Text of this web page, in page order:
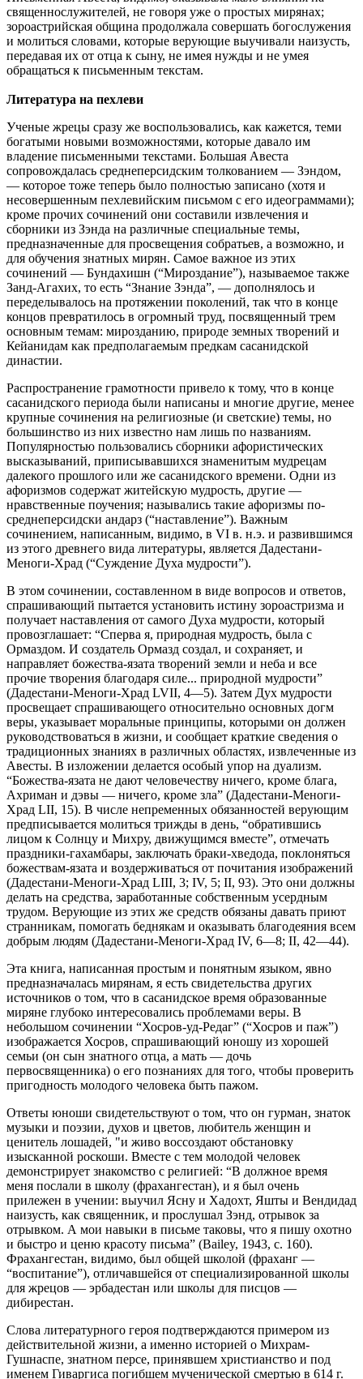
священнослужителей, не говоря уже о простых мирянах;
зороастрийская община продолжала совершать богослужения
и молиться словами, которые верующие выучивали наизусть,
передавая их от отца к сыну, не имея нужды и не умея
обращаться к письменным текстам.
Литература на пехлеви
Ученые жрецы сразу же воспользовались, как кажется, теми
богатыми новыми возможностями, которые давало им
владение письменными текстами. Большая Авеста
сопровождалась среднеперсидским толкованием — Зэндом,
— которое тоже теперь было полностью записано (хотя и
несовершенным пехлевийским письмом с его идеограммами);
кроме прочих сочинений они составили извлечения и
сборники из Зэнда на различные специальные темы,
предназначенные для просвещения собратьев, а возможно, и
для обучения знатных мирян. Самое важное из этих
сочинений — Бундахишн (“Мироздание”), называемое также
Занд-Агахих, то есть “Знание Зэнда”, — дополнялось и
переделывалось на протяжении поколений, так что в конце
концов превратилось в огромный труд, посвященный трем
основным темам: мирозданию, природе земных творений и
Кейанидам как предполагаемым предкам сасанидской
династии.
Распространение грамотности привело к тому, что в конце
сасанидского периода были написаны и многие другие, менее
крупные сочинения на религиозные (и светские) темы, но
большинство из них известно нам лишь по названиям.
Популярностью пользовались сборники афористических
высказываний, приписывавшихся знаменитым мудрецам
далекого прошлого или же сасанидского времени. Одни из
aфоpизмoв содержат житейскую мудрость, другие —
нравственные поучения; назывались такие афоризмы по-
среднеперсидски андарз (“наставление”). Важным
сочинением, написанным, видимо, в VI в. н.э. и развившимся
из этого древнего вида литературы, является Дадестани-
Меноги-Храд (“Суждение Духа мудрости”).
В этом сочинении, составленном в виде вопросов и ответов,
спрашивающий пытается установить истину зороастризма и
получает наставления от самого Духа мудрости, который
провозглашает: “Сперва я, природная мудрость, была с
Ормаздом. И создатель Ормазд создал, и сохраняет, и
направляет божества-язата творений земли и неба и все
прочие творения благодаря силе... природной мудрости”
(Дадестани-Меноги-Храд LVII, 4—5). Затем Дух мудрости
просвещает спрашивающего относительно основных догм
веры, указывает моральные принципы, которыми он должен
руководствоваться в жизни, и сообщает краткие сведения о
традиционных знаниях в различных областях, извлеченные из
Авесты. В изложении делается особый упор на дуализм.
“Божества-язата не дают человечеству ничего, кроме блага,
Ахриман и дэвы — ничего, кроме зла” (Дадестани-Меноги-
Храд LII, 15). В числе непременных обязанностей верующим
предписывается молиться трижды в день, “обратившись
лицом к Солнцу и Михру, движущимся вместе”, отмечать
праздники-гахамбары, заключать браки-хведода, поклоняться
божествам-язата и воздерживаться от почитания изображений
(Дадестани-Меноги-Храд LIII, 3; IV, 5; II, 93). Это они должны
делать на средства, заработанные собственным усердным
трудом. Верующие из этих же средств обязаны давать приют
странникам, помогать беднякам и оказывать благодеяния всем
добрым людям (Дадестани-Меноги-Храд IV, 6—8; II, 42—44).
Эта книга, написанная простым и понятным языком, явно
предназначалась мирянам, я есть свидетельства других
источников о том, что в сасанидское время образованные
миряне глубоко интересовались проблемами веры. В
небольшом сочинении “Хосров-уд-Редаг” (“Хосров и паж”)
изображается Хосров, спрашивающий юношу из хорошей
семьи (он сын знатного отца, а мать — дочь
первосвященника) о его познаниях для того, чтобы проверить
пригодность молодого человека быть пажом.
Ответы юноши свидетельствуют о том, что он гурман, знаток
музыки и поэзии, духов и цветов, любитель женщин и
ценитель лошадей, "и живо воссоздают обстановку
изысканной роскоши. Вместе с тем молодой человек
демонстрирует знакомство с религией: “В должное время
меня послали в школу (фрахангестан), и я был очень
прилежен в учении: выучил Ясну и Хадохт, Яшты и Вендидад
наизусть, как священник, и прослушал Зэнд, отрывок за
отрывком. А мои навыки в письме таковы, что я пишу охотно
и быстро и ценю красоту письма” (Bailey, 1943, с. 160).
Фрахангестан, видимо, был общей школой (фраханг —
“воспитание”), отличавшейся от специализированной школы
для жрецов — эрбадестан или школы для писцов —
дибирестан.
Слова литературного героя подтверждаются примером из
действительной жизни, а именно историей о Михрам-
Гушнаспе, знатном персе, принявшем христианство и под
именем Гиваргиса погибшем мученической смертью в 614 г.